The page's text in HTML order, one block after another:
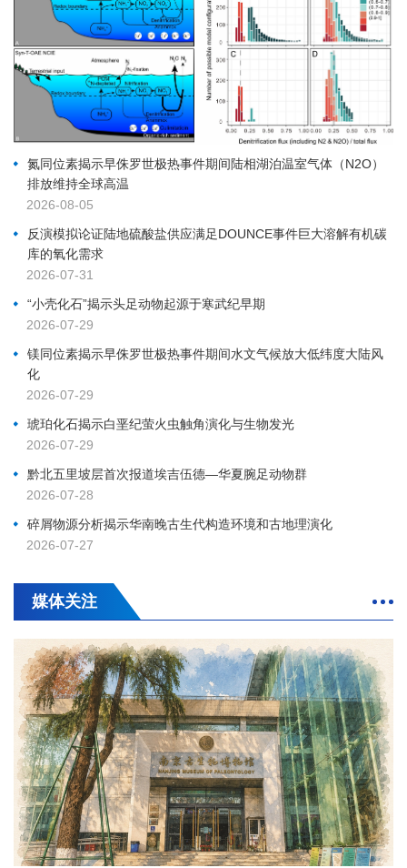
氮同位素揭示早侏罗世极热事件期间陆相湖泊温室气体（N2O）
排放维持全球高温
2026-08-05
反演模拟论证陆地硫酸盐供应满足DOUNCE事件巨大溶解有机碳
库的氧化需求
2026-07-31
“小壳化石”揭示头足动物起源于寒武纪早期
2026-07-29
镁同位素揭示早侏罗世极热事件期间水文气候放大低纬度大陆风
化
2026-07-29
琥珀化石揭示白垩纪萤火虫触角演化与生物发光
2026-07-29
黔北五里坡层首次报道埃吉伍德—华夏腕足动物群
2026-07-28
碎屑物源分析揭示华南晚古生代构造环境和古地理演化
2026-07-27
媒体关注